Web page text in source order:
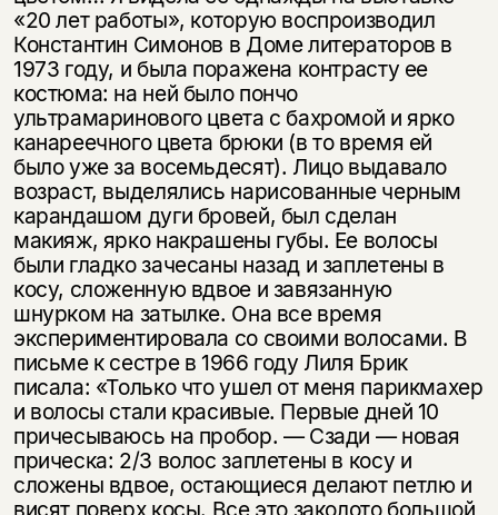
«20 лет работы», которую воспроизводил
Константин Симонов в Доме литераторов в
1973 году, и была поражена контрасту ее
костюма: на ней было пончо
ультрамаринового цвета с бахромой и ярко
канареечного цвета брюки (в то время ей
было уже за восемьдесят). Лицо выдавало
возраст, выделялись нарисованные черным
карандашом дуги бровей, был сделан
макияж, ярко накрашены губы. Ее волосы
были гладко зачесаны назад и заплетены в
косу, сложенную вдвое и завязанную
шнурком на затылке. Она все время
экспериментировала со своими волосами. В
письме к сестре в 1966 году Лиля Брик
писала: «Только что ушел от меня парикмахер
и волосы стали красивые. Первые дней 10
причесываюсь на пробор. — Сзади — новая
прическа: 2/3 волос заплетены в косу и
сложены вдвое, остающиеся делают петлю и
висят поверх косы. Все это заколото большой